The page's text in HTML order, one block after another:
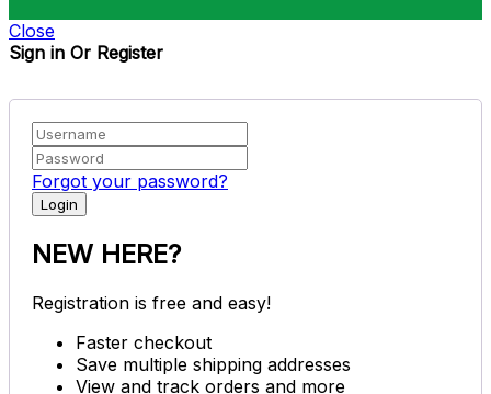
Close
Sign in Or Register
Forgot your password?
NEW HERE?
Registration is free and easy!
Faster checkout
Save multiple shipping addresses
View and track orders and more